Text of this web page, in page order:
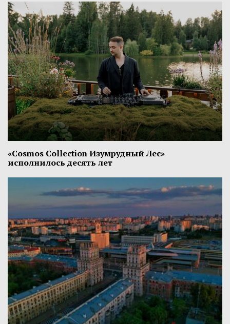
«Cosmos Collection Изумрудный Лес»
исполнилось десять лет